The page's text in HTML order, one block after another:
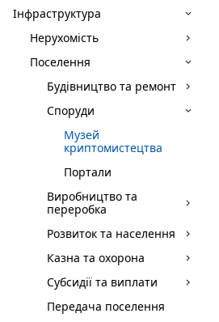
Інфраструктура
Нерухомість
Поселення
Будівництво та ремонт
Споруди
Музей
криптомистецтва
Портали
Виробництво та
переробка
Розвиток та населення
Казна та охорона
Субсидії та виплати
Передача поселення